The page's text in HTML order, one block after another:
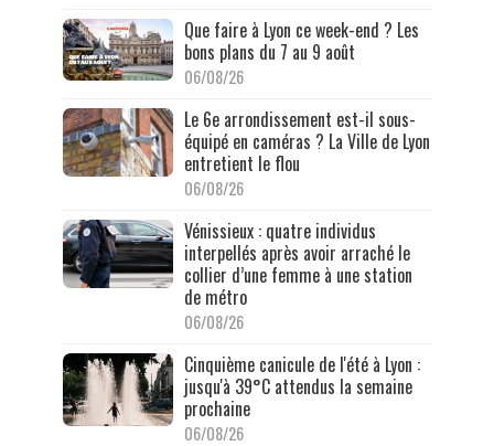
Que faire à Lyon ce week-end ? Les
bons plans du 7 au 9 août
06/08/26
Le 6e arrondissement est-il sous-
équipé en caméras ? La Ville de Lyon
entretient le flou
06/08/26
Vénissieux : quatre individus
interpellés après avoir arraché le
collier d’une femme à une station
de métro
06/08/26
Cinquième canicule de l'été à Lyon :
jusqu'à 39°C attendus la semaine
prochaine
06/08/26